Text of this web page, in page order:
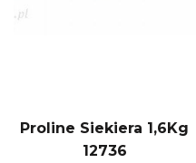
Proline Siekiera 1,6Kg
12736